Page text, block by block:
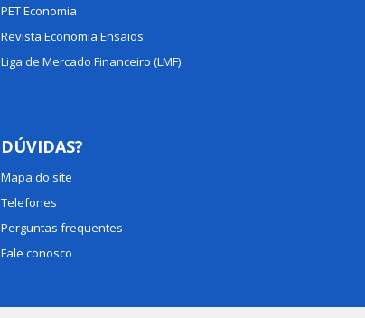
PET Economia
Revista Economia Ensaios
Liga de Mercado Financeiro (LMF)
DÚVIDAS?
Mapa do site
Telefones
Perguntas frequentes
Fale conosco